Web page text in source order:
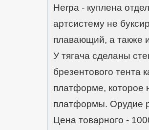
Herpa - куплена
артсистему не
плавающий, а также
У тягача сделаны
брезентового тента
платформе, которое
платформы. Орудие
Цена товарного -